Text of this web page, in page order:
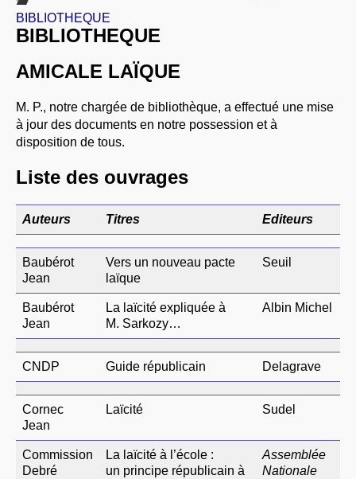
À PROPOS
LIBRES OPINIONS
* [ connexion Adhérents ]
BIBLIOTHEQUE
BIBLIOTHEQUE
AMICALE LAÏQUE
M. P., notre chargée de bibliothèque, a effectué une mise
à jour des documents en notre possession et à
disposition de tous.
Liste des ouvrages
Auteurs Titres Editeurs
Baubérot
Jean
Vers un nouveau pacte
laïque
Seuil
Baubérot
Jean
La laïcité expliquée à
M. Sarkozy…
Albin Michel
CNDP Guide républicain Delagrave
Cornec
Jean
Laïcité Sudel
Commission
Debré
La laïcité à l’école :
un principe républicain à
Assemblée
Nationale